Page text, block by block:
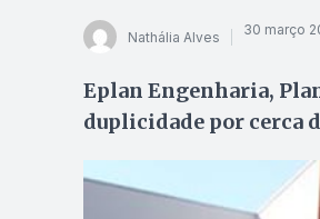
Nathália Alves 30 março
Eplan Engenharia,
duplicidade por cerca